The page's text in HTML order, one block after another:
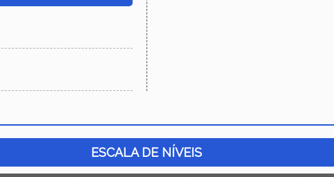
ESCALA DE NÍVEIS